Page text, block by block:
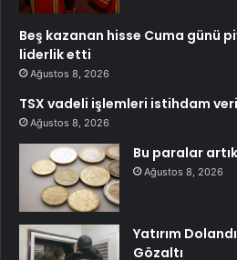
Beş kazanan hisse Cuma günü
liderlik etti
Ağustos 8, 2026
TSX vadeli işlemleri istihdam
Ağustos 8, 2026
Bu paralar
Ağustos 8, 2026
Yatırım
Gözaltı